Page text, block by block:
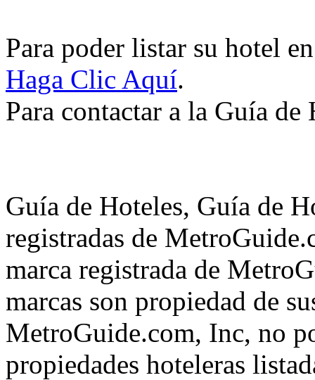
Para poder listar su hotel
Haga Clic Aquí.
Para contactar a la Guía
Guía de Hoteles, Guía de
registradas de
marca registrada de
marcas son propiedad de
MetroGuide.com, Inc, no
propiedades hoteleras